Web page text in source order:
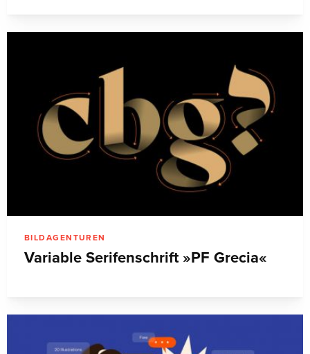
BILDAGENTUREN
Variable Serifenschrift »PF Grecia«